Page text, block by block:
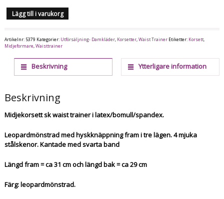
Lägg till i varukorg
Artikelnr: 5379 Kategorier: Utförsäljning- Damkläder, Korsetter,Waist Trainer Etiketter: Korsett,
Midjeformare,Waisttrainer
Beskrivning Ytterligare information
Beskrivning
Midjekorsett sk waist trainer i latex/bomull/spandex.
Leopardmönstrad med hyskknäppning fram i tre lägen. 4 mjuka
stålskenor. Kantade med svarta band
Längd fram = ca 31 cm och längd bak = ca 29 cm
Färg: leopardmönstrad.